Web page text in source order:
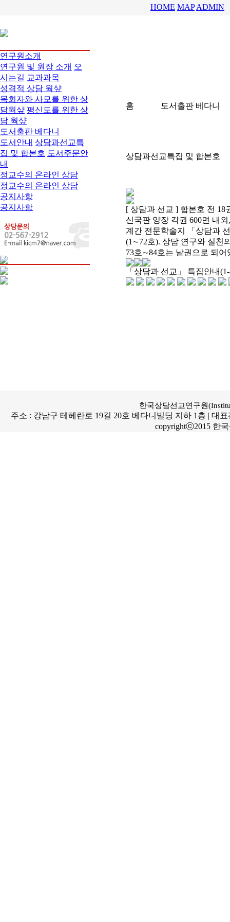
HOME MAP ADMIN
연구원소개
연구원 및 원장 소개 오
시는길 교과과목
성격적 상담 웍샾
목회자와 사모를 위한 상
담웍샾 평신도를 위한 상
담 웍샾
도서출판 베다니
도서안내 상담과선교특
집 및 합본호 도서주문안
내
정교수의 온라인 상담
정교수의 온라인 상담
공지사항
공지사항
홈 도서출판 베다니
상담과선교특집 및 합본호
[ 상담과 선교 ] 합본호 전 18
신국판 양장 각권 600면 내
계간 전문학술지 「상담과
(1∼72호). 상담 연구와 실천
73호∼84호는 낱권으로 되어
「상담과 선교」 특집안내
한국상담선교연구원
주소 : 강남구 테헤란로 19길 20호 베다니빌딩 지하 1층 | 대표
copyrightⓒ2015 한국